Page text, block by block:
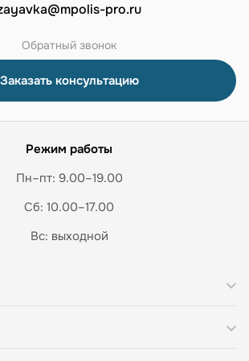
pro.ru
Обратный звонок
Заказать консультацию
Режим работы
Пн–пт: 9.00–19.00
Сб: 10.00–17.00
Вс: выходной